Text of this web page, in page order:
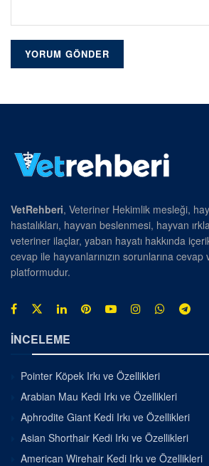
VetRehberi, Veteriner Hekimlik mesleği,
hastalıkları, hayvan beslenmesi, hayvan
veteriner ilaçlar, yaban hayatı hakkında
cevap ile hayvanlarınızın sorunlarına
platformudur.
İNCELEME
Pointer Köpek Irkı ve Özellikleri
Arabian Mau Kedi Irkı ve Özellikleri
Aphrodite Giant Kedi Irkı ve Özellikleri
Asian Shorthair Kedi Irkı ve Özellikleri
American Wirehair Kedi Irkı ve Özellikleri